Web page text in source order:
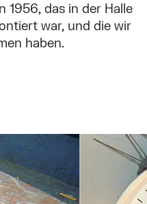
1956, das in der Halle
war, und die wir
haben.